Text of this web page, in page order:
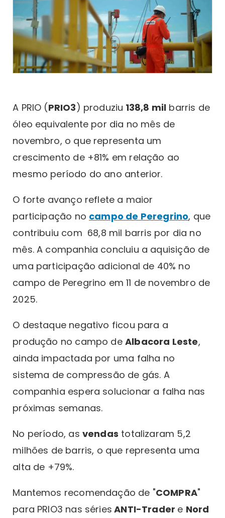
A PRIO (PRIO3) produziu 138,8 mil barris de
óleo equivalente por dia no mês de
novembro, o que representa um
crescimento de +81% em relação ao
mesmo período do ano anterior.
O forte avanço reflete a maior
participação no campo de Peregrino, que
contribuiu com 68,8 mil barris por dia no
mês. A companhia concluiu a aquisição de
uma participação adicional de 40% no
campo de Peregrino em 11 de novembro de
2025.
O destaque negativo ficou para a
produção no campo de Albacora Leste,
ainda impactada por uma falha no
sistema de compressão de gás. A
companhia espera solucionar a falha nas
próximas semanas.
No período, as vendas totalizaram 5,2
milhões de barris, o que representa uma
alta de +79%.
Mantemos recomendação de "COMPRA"
para PRIO3 nas séries ANTI-Trader e Nord